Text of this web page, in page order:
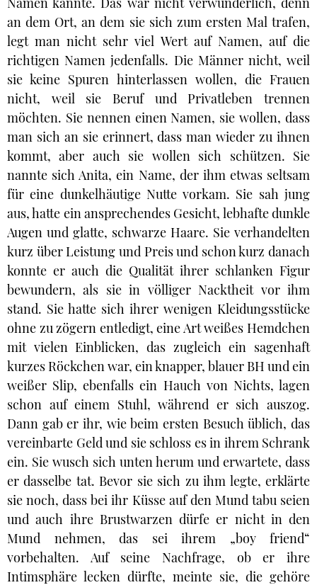
an dem Ort, an dem sie sich zum ersten Mal trafen,
legt man nicht sehr viel Wert auf Namen, auf die
richtigen Namen jedenfalls. Die Männer nicht, weil
sie keine Spuren hinterlassen wollen, die Frauen
nicht, weil sie Beruf und Privatleben trennen
möchten. Sie nennen einen Namen, sie wollen, dass
man sich an sie erinnert, dass man wieder zu ihnen
kommt, aber auch sie wollen sich schützen. Sie
nannte sich Anita, ein Name, der ihm etwas seltsam
für eine dunkelhäutige Nutte vorkam. Sie sah jung
aus, hatte ein ansprechendes Gesicht, lebhafte dunkle
Augen und glatte, schwarze Haare. Sie verhandelten
kurz über Leistung und Preis und schon kurz danach
konnte er auch die Qualität ihrer schlanken Figur
bewundern, als sie in völliger Nacktheit vor ihm
stand. Sie hatte sich ihrer wenigen Kleidungsstücke
ohne zu zögern entledigt, eine Art weißes Hemdchen
mit vielen Einblicken, das zugleich ein sagenhaft
kurzes Röckchen war, ein knapper, blauer BH und ein
weißer Slip, ebenfalls ein Hauch von Nichts, lagen
schon auf einem Stuhl, während er sich auszog.
Dann gab er ihr, wie beim ersten Besuch üblich, das
vereinbarte Geld und sie schloss es in ihrem Schrank
ein. Sie wusch sich unten herum und erwartete, dass
er dasselbe tat. Bevor sie sich zu ihm legte, erklärte
sie noch, dass bei ihr Küsse auf den Mund tabu seien
und auch ihre Brustwarzen dürfe er nicht in den
Mund nehmen, das sei ihrem „boy friend“
vorbehalten. Auf seine Nachfrage, ob er ihre
Intimsphäre lecken dürfte, meinte sie, die gehöre